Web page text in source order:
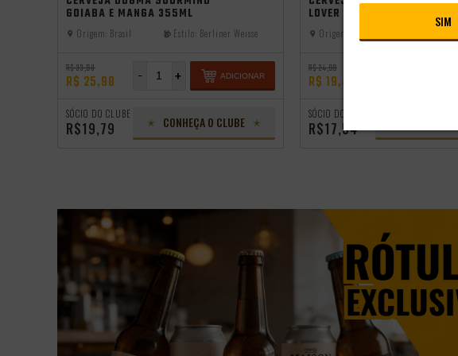
GOIABA E MANGA 355ML
Origem: Brasil Estilo: Berliner Weisse
R$ 33,98
R$ 25,98 +
- ADICIONAR
SÓCIO DO CLUBE
R$19,79 CONHEÇA O CLUBE
LOVER SESSION IPA 355ML
Origem:
R$ 24,99
R$ 19,49
SÓCIO DO CLUBE
R$17,54
SIM